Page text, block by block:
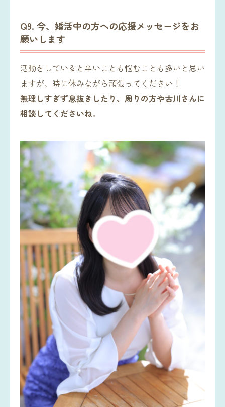
Q9. 今、婚活中の方への応援メッセージをお
願いします
活動をしていると辛いことも悩むことも多いと思い
ますが、時に休みながら頑張ってください！
無理しすぎず息抜きしたり、周りの方や古川さんに
相談してくださいね。